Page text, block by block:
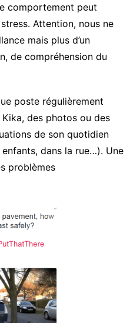
comportement peut
Attention, nous ne
mais plus d’un
de compréhension du
poste régulièrement
des photos ou des
de son quotidien
dans la rue…). Une
problèmes